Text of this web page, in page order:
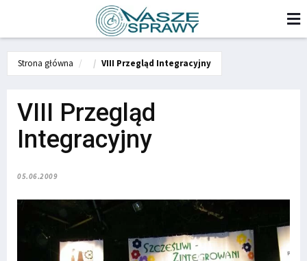
Strona główna VIII Przegląd Integracyjny
VIII Przegląd
Integracyjny
05.06.2009